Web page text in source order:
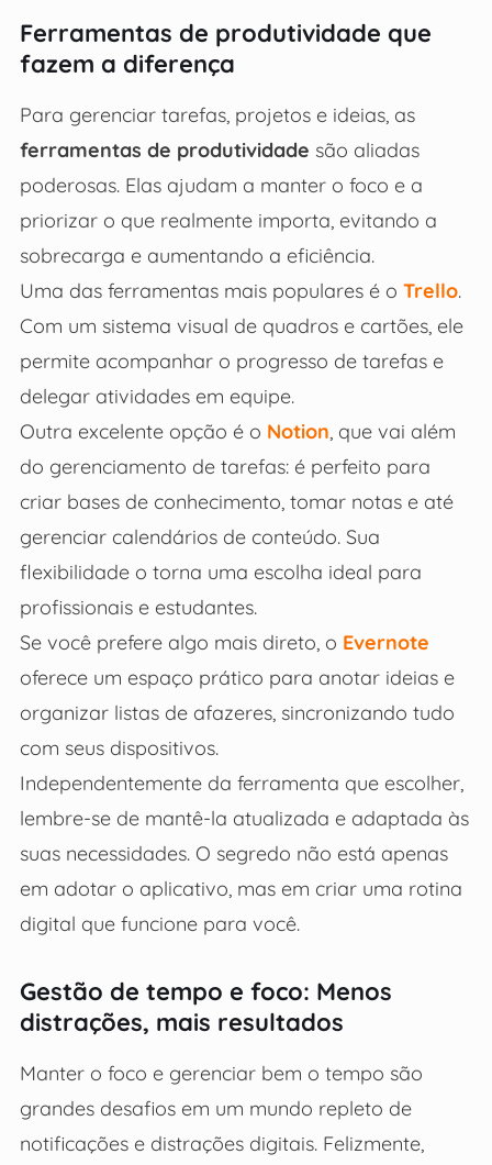
Ferramentas de produtividade que
fazem a diferença
Para gerenciar tarefas, projetos e ideias, as
ferramentas de produtividade são aliadas
poderosas. Elas ajudam a manter o foco e a
priorizar o que realmente importa, evitando a
sobrecarga e aumentando a eficiência.
Uma das ferramentas mais populares é o Trello.
Com um sistema visual de quadros e cartões, ele
permite acompanhar o progresso de tarefas e
delegar atividades em equipe.
Outra excelente opção é o Notion , que vai além
do gerenciamento de tarefas: é perfeito para
criar bases de conhecimento, tomar notas e até
gerenciar calendários de conteúdo. Sua
flexibilidade o torna uma escolha ideal para
profissionais e estudantes.
Se você prefere algo mais direto, o Evernote
oferece um espaço prático para anotar ideias e
organizar listas de afazeres, sincronizando tudo
com seus dispositivos.
Independentemente da ferramenta que escolher,
lembre-se de mantê-la atualizada e adaptada às
suas necessidades. O segredo não está apenas
em adotar o aplicativo, mas em criar uma rotina
digital que funcione para você.
Gestão de tempo e foco: Menos
distrações, mais resultados
Manter o foco e gerenciar bem o tempo são
grandes desafios em um mundo repleto de
notificações e distrações digitais. Felizmente,